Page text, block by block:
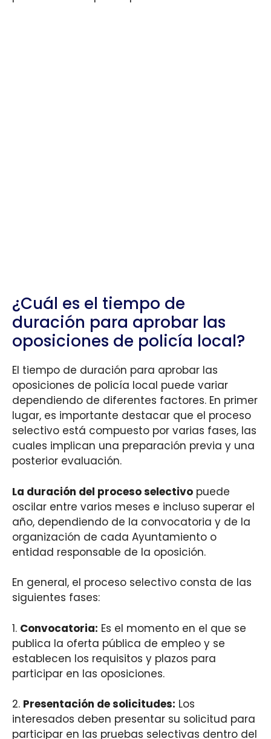
¿Cuál es el tiempo de
duración para aprobar las
oposiciones de policía local?
El tiempo de duración para aprobar las
oposiciones de policía local puede variar
dependiendo de diferentes factores. En primer
lugar, es importante destacar que el proceso
selectivo está compuesto por varias fases, las
cuales implican una preparación previa y una
posterior evaluación.
La duración del proceso selectivo puede
oscilar entre varios meses e incluso superar el
año, dependiendo de la convocatoria y de la
organización de cada Ayuntamiento o
entidad responsable de la oposición.
En general, el proceso selectivo consta de las
siguientes fases:
1. Convocatoria: Es el momento en el que se
publica la oferta pública de empleo y se
establecen los requisitos y plazos para
participar en las oposiciones.
2. Presentación de solicitudes: Los
interesados deben presentar su solicitud para
participar en las pruebas selectivas dentro del